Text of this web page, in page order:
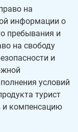
на
информации о
пребывания и
на свободу
и
условий
турист
и компенсацию